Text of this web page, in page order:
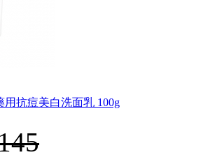
用抗痘美白洗面乳 100g